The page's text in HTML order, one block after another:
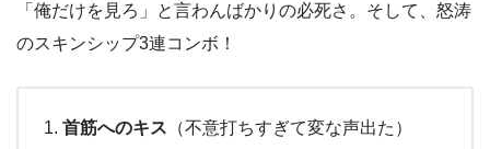
「俺だけを見ろ」と言わんばかりの必死さ。そして、怒涛
のスキンシップ3連コンボ！
首筋へのキス （不意打ちすぎて変な声出た）